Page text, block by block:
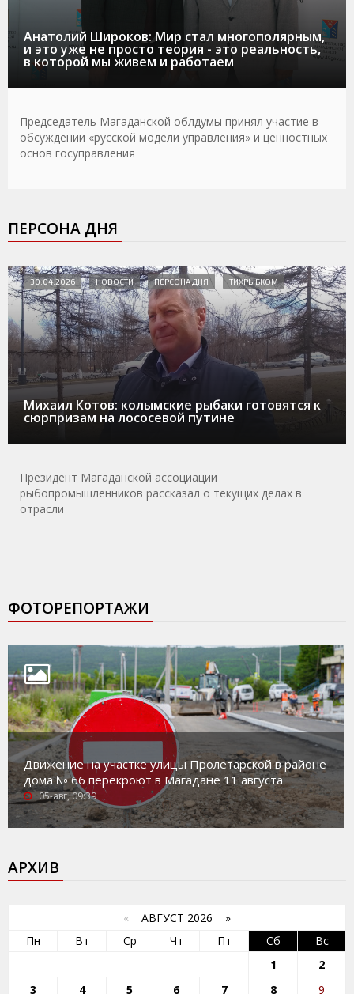
Анатолий Широков: Мир стал многополярным,
и это уже не просто теория - это реальность,
в которой мы живем и работаем
Председатель Магаданской облдумы принял участие в
обсуждении «русской модели управления» и ценностных
основ госуправления
ПЕРСОНА ДНЯ
Михаил Котов: колымские рыбаки готовятся к
сюрпризам на лососевой путине
30.04.2026 НОВОСТИ ПЕРСОНА ДНЯ ТИХРЫБКОМ
Президент Магаданской ассоциации
рыбопромышленников рассказал о текущих делах в
отрасли
ФОТОРЕПОРТАЖИ
Движение на участке улицы Пролетарской в районе
дома № 66 перекроют в Магадане 11 августа
05-авг, 09:39
АРХИВ
« АВГУСТ 2026 »
Пн
Вт Ср Чт Пт Сб
Вс
1
2
3
4 5 6 7 8 9